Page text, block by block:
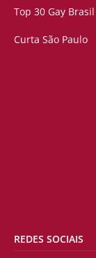
Top 30 Gay Brasil
Curta São Paulo
REDES SOCIAIS